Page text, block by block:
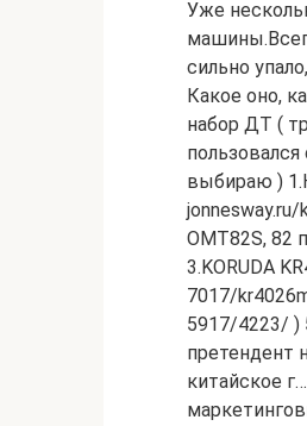
Уже
сильно
Какое оно,
набор ДТ (
выбираю )
OMT82S, 82
3.KORUDA
7017/
5917/4223/ )
претендент
китайское